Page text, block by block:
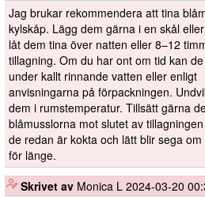
Jag brukar rekommendera att tina
kylskåp. Lägg dem gärna i en skål
låt dem tina över natten eller 8–12
tillagning. Om du har ont om tid kan
under kallt rinnande vatten eller enligt
anvisningarna på förpackningen.
dem i rumstemperatur. Tillsätt gärna
blåmusslorna mot slutet av
de redan är kokta och lätt blir sega
för länge.
Skrivet av Monica L 2024-03-20